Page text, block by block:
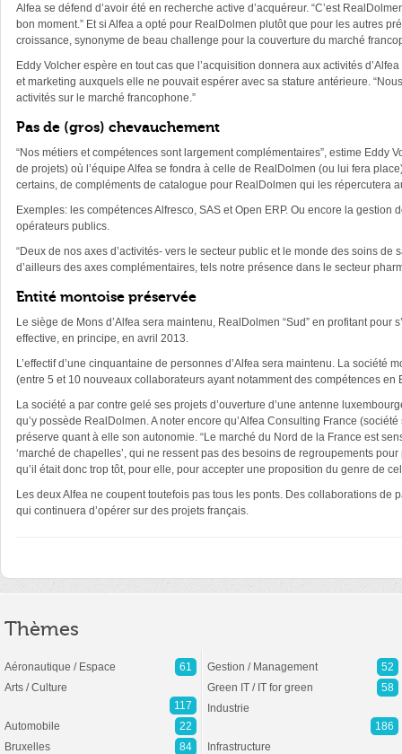
Alfea se défend d’avoir été en recherche active d’acquéreur. “C’est
bon moment.” Et si Alfea a opté pour RealDolmen plutôt que pour les autres
croissance, synonyme de beau challenge pour la couverture du marché
Eddy Volcher espère en tout cas que l’acquisition donnera aux activités
et marketing auxquels elle ne pouvait espérer avec sa stature antérieure.
activités sur le marché francophone.”
Pas de (gros) chevauchement
“Nos métiers et compétences sont largement complémentaires”, estime Eddy
de projets) où l’équipe Alfea se fondra à celle de RealDolmen (ou lui fera
certains, de compléments de catalogue pour RealDolmen qui les répercutera
Exemples: les compétences Alfresco, SAS et Open ERP. Ou encore la
opérateurs publics.
“Deux de nos axes d’activités- vers le secteur public et le monde des soins
d’ailleurs des axes complémentaires, tels notre présence dans le secteur
Entité montoise préservée
Le siège de Mons d’Alfea sera maintenu, RealDolmen “Sud” en profitant
effective, en principe, en avril 2013.
L’effectif d’une cinquantaine de personnes d’Alfea sera maintenu. La
(entre 5 et 10 nouveaux collaborateurs ayant notamment des compétences en
La société a par contre gelé ses projets d’ouverture d’une antenne
qu’y possède RealDolmen. A noter encore qu’Alfea Consulting France
préserve quant à elle son autonomie. “Le marché du Nord de la France est
‘marché de chapelles’, qui ne ressent pas des besoins de regroupements
qu’il était donc trop tôt, pour elle, pour accepter une proposition du genre de
Les deux Alfea ne coupent toutefois pas tous les ponts. Des collaborations
qui continuera d’opérer sur des projets français.
Thèmes
Aéronautique / Espace
61
Arts / Culture
117
Automobile
22
Bruxelles
84
Gestion / Management
52
Green IT / IT for green
58
Industrie
186
Infrastructure